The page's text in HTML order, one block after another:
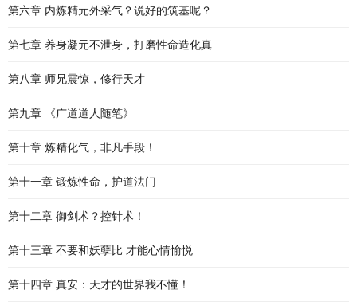
第六章 内炼精元外采气？说好的筑基呢？
第七章 养身凝元不泄身，打磨性命造化真
第八章 师兄震惊，修行天才
第九章 《广道道人随笔》
第十章 炼精化气，非凡手段！
第十一章 锻炼性命，护道法门
第十二章 御剑术？控针术！
第十三章 不要和妖孽比 才能心情愉悦
第十四章 真安：天才的世界我不懂！